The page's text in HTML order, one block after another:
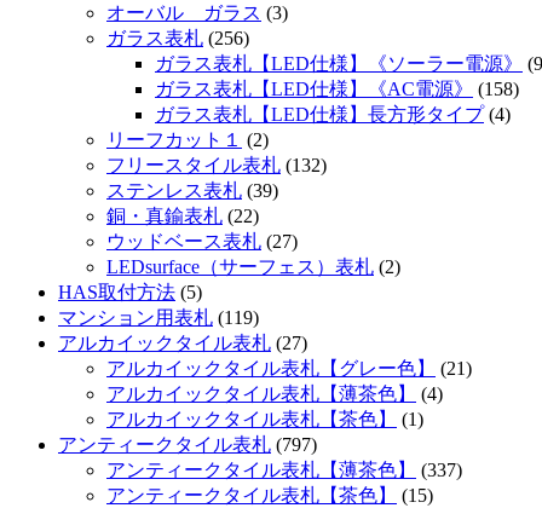
オーバル ガラス (3)
ガラス表札 (256)
ガラス表札【LED仕様】《ソーラー電源》
ガラス表札【LED仕様】《AC電源》
(158)
ガラス表札【LED仕様】長方形タイプ(4)
リーフカット１
(2)
フリースタイル表札 (132)
ステンレス表札 (39)
銅・真鍮表札 (22)
ウッドベース表札 (27)
LEDsurface（サーフェス）表札 (2)
HAS取付方法 (5)
マンション用表札 (119)
アルカイックタイル表札 (27)
アルカイックタイル表札【グレー色】
(21)
アルカイックタイル表札【薄茶色】
(4)
アルカイックタイル表札【茶色】
(1)
アンティークタイル表札 (797)
アンティークタイル表札【薄茶色】
(337)
アンティークタイル表札【茶色】
(15)